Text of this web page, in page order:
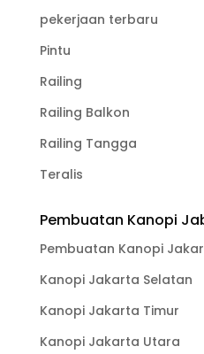
pekerjaan terbaru
Pintu
Railing
Railing Balkon
Railing Tangga
Teralis
Pembuatan Kanopi
Pembuatan Kanopi
Kanopi Jakarta Selatan
Kanopi Jakarta Timur
Kanopi Jakarta Utara